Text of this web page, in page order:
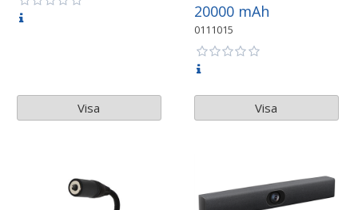
Visa
20000 mAh
0111015
Visa